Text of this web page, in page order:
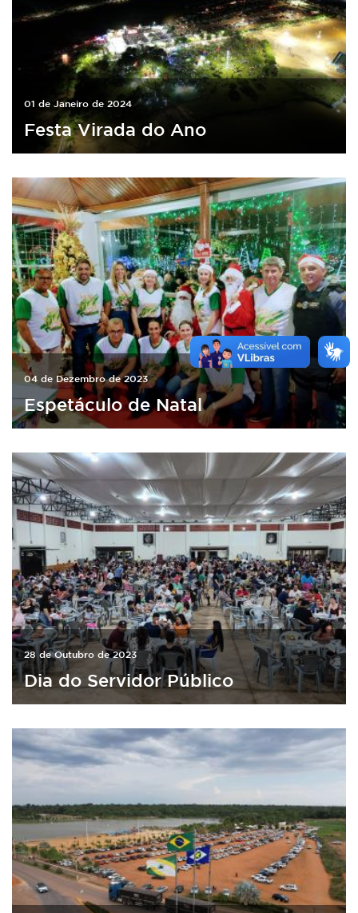
01 de Janeiro de 2024
Festa Virada do Ano
04 de Dezembro de 2023
Espetáculo de Natal
28 de Outubro de 2023
Dia do Servidor Público